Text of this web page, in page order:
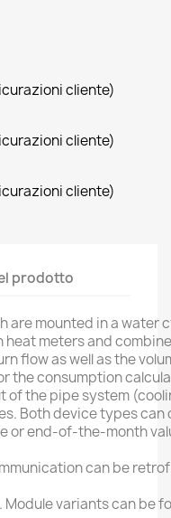
cliente)
cliente)
cliente)
prodotto
are mounted in a
meters and
flow as well as the
the consumption
of the pipe system
Both device types
or end-of-the-month
can be
Module variants can be